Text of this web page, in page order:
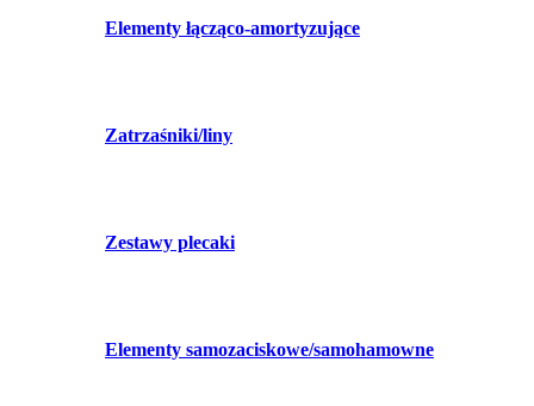
Elementy łącząco-amortyzujące
Zatrzaśniki/liny
Zestawy plecaki
Elementy samozaciskowe/samohamowne